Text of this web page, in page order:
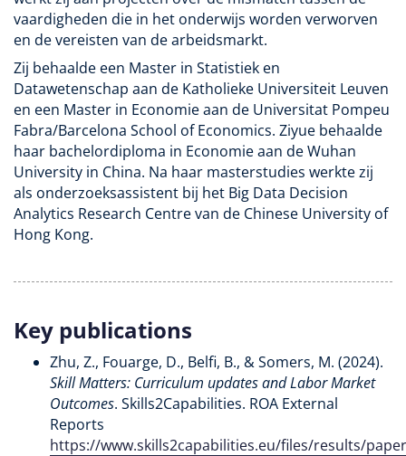
vaardigheden die in het onderwijs worden verworven
en de vereisten van de arbeidsmarkt.
Zij behaalde een Master in Statistiek en
Datawetenschap aan de Katholieke Universiteit Leuven
en een Master in Economie aan de Universitat Pompeu
Fabra/Barcelona School of Economics. Ziyue behaalde
haar bachelordiploma in Economie aan de Wuhan
University in China. Na haar masterstudies werkte zij
als onderzoeksassistent bij het Big Data Decision
Analytics Research Centre van de Chinese University of
Hong Kong.
Key publications
Zhu, Z., Fouarge, D., Belfi, B., & Somers, M. (2024).
Skill Matters: Curriculum updates and Labor Market
Outcomes. Skills2Capabilities. ROA External
Reports
https://www.skills2capabilities.eu/files/results/